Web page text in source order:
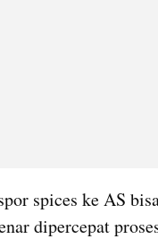
spices ke AS
dipercepat